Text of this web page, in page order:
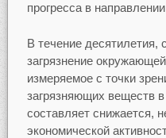
прогресса в
В течение десятилетия,
загрязнение
измеряемое с точки
загрязняющих веществ
составляет снижается,
экономической